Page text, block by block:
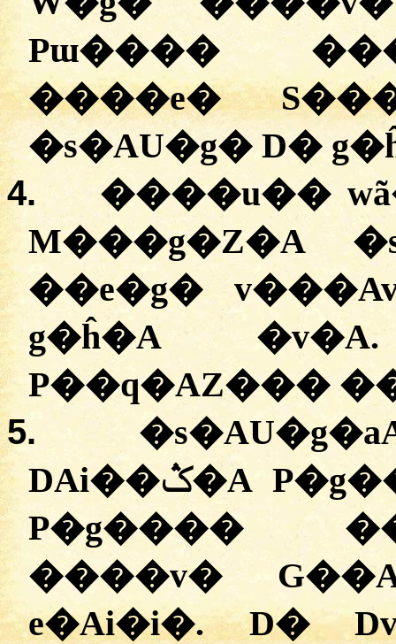
Pɯ����
����e�
�s�AU�g� D�
4.
����u��
M���g�Z�A
��e�g�
g�ĥ�A
P��q�AZ���
5.
DAi��ݣ�A P�g��AP� D� ��ƣ�g���
P�g����
����v�
e�Ai�i�. D�